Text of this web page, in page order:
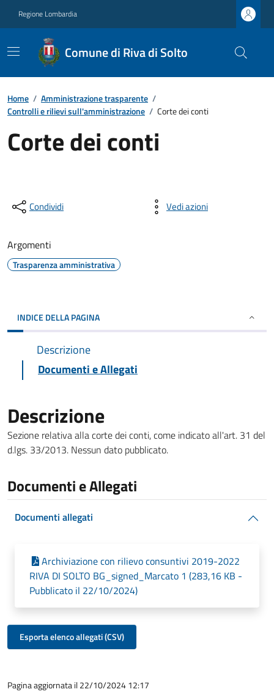
Regione Lombardia
Comune di Riva di Solto
Home / Amministrazione trasparente /
Controlli e rilievi sull'amministrazione / Corte dei conti
Corte dei conti
Condividi Vedi azioni
Argomenti
Trasparenza amministrativa
INDICE DELLA PAGINA
Descrizione
Documenti e Allegati
Descrizione
Sezione relativa alla corte dei conti, come indicato all'art. 31 del
d.lgs. 33/2013. Nessun dato pubblicato.
Documenti e Allegati
Documenti allegati
Archiviazione con rilievo consuntivi 2019-2022
RIVA DI SOLTO BG_signed_Marcato 1 (283,16 KB -
Pubblicato il 22/10/2024)
Esporta elenco allegati (CSV)
Pagina aggiornata il 22/10/2024 12:17